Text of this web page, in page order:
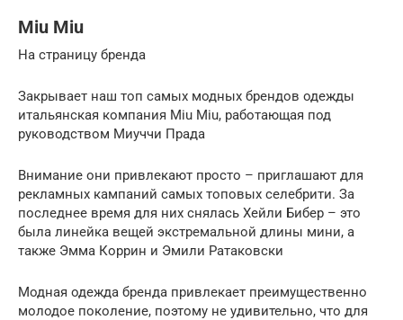
Miu Miu
На страницу бренда
Закрывает наш топ самых модных брендов одежды
итальянская компания Miu Miu, работающая под
руководством Миуччи Прада
Внимание они привлекают просто – приглашают для
рекламных кампаний самых топовых селебрити. За
последнее время для них снялась Хейли Бибер – это
была линейка вещей экстремальной длины мини, а
также Эмма Коррин и Эмили Ратаковски
Модная одежда бренда привлекает преимущественно
молодое поколение, поэтому не удивительно, что для